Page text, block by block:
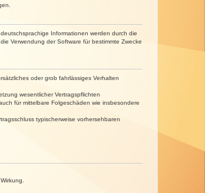
Informationen werden durch die
Verwendung der Software für bestimmte Zwecke
oder grob fahrlässiges Verhalten
wesentlicher Vertragspflichten
für mittelbare Folgeschäden wie insbesondere
typischerweise vorhersehbaren